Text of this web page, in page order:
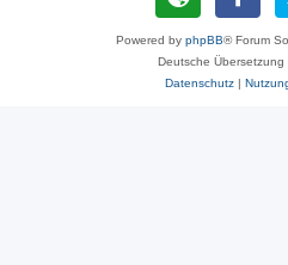
Powered by phpBB® Forum
Deutsche Übersetzung
Datenschutz|